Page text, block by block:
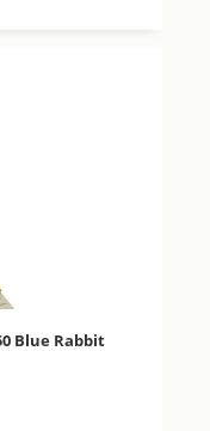
Blue Rabbit